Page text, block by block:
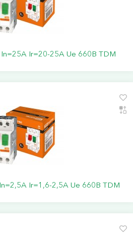
Ir=20-25A Ue 660В TDM
Ir=1,6-2,5A Ue 660В TDM